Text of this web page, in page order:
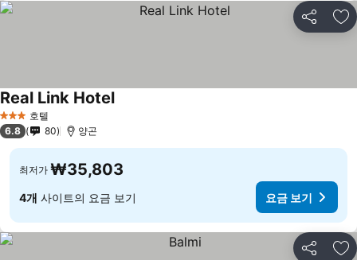
공유 즐
3 성급 호텔
Real Link Hotel
6.8 80 양곤
최저가 ₩35,803
4개 사이트의 요금 보기 요금 보기
공유 즐